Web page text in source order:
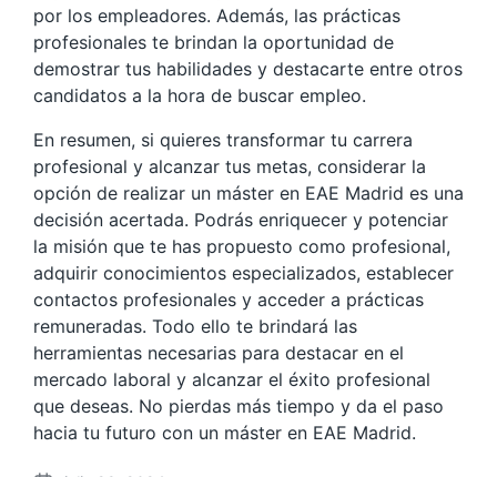
por los empleadores. Además, las prácticas
profesionales te brindan la oportunidad de
demostrar tus habilidades y destacarte entre otros
candidatos a la hora de buscar empleo.
En resumen, si quieres transformar tu carrera
profesional y alcanzar tus metas, considerar la
opción de realizar un máster en EAE Madrid es una
decisión acertada. Podrás enriquecer y potenciar
la misión que te has propuesto como profesional,
adquirir conocimientos especializados, establecer
contactos profesionales y acceder a prácticas
remuneradas. Todo ello te brindará las
herramientas necesarias para destacar en el
mercado laboral y alcanzar el éxito profesional
que deseas. No pierdas más tiempo y da el paso
hacia tu futuro con un máster en EAE Madrid.